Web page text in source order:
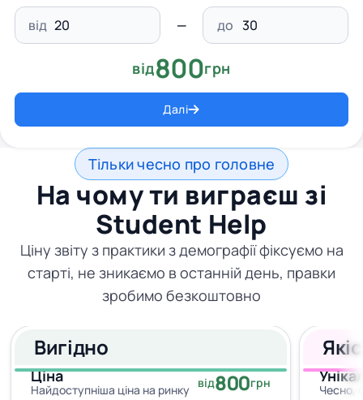
від до
від800грн
Далі
Тільки чесно про головне
На чому ти виграєш зі
Student Help
Ціну звіту з практики з демографії фіксуємо на
старті, не зникаємо в останній день, правки
зробимо безкоштовно
Вигідно
Ціна
Найдоступніша ціна на ринку від800грн Чесно,